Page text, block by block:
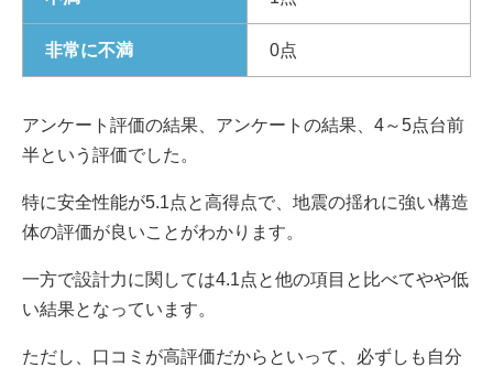
非常に不満 0点
アンケート評価の結果、アンケートの結果、4～5点台前
半という評価でした。
特に安全性能が5.1点と高得点で、地震の揺れに強い構造
体の評価が良いことがわかります。
一方で設計力に関しては4.1点と他の項目と比べてやや低
い結果となっています。
ただし、口コミが高評価だからといって、必ずしも自分